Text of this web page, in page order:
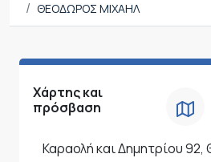
ΘΕΟΔΩΡΟΣ ΜΙΧΑΗΛ
Χάρτης και
πρόσβαση
Καραολή και Δημητρίου 92,